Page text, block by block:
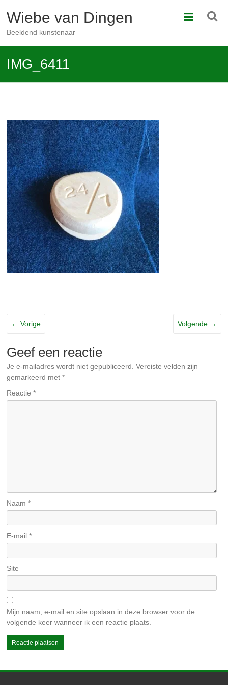
naar
inhoud
Wiebe van Dingen
Beeldend kunstenaar
IMG_6411
← Vorige Volgende →
Geef een reactie
Je e-mailadres wordt niet gepubliceerd. Vereiste velden zijn
gemarkeerd met*
Reactie*
Naam*
E-mail*
Site
Mijn naam, e-mail en site opslaan in deze browser voor de
volgende keer wanneer ik een reactie plaats.